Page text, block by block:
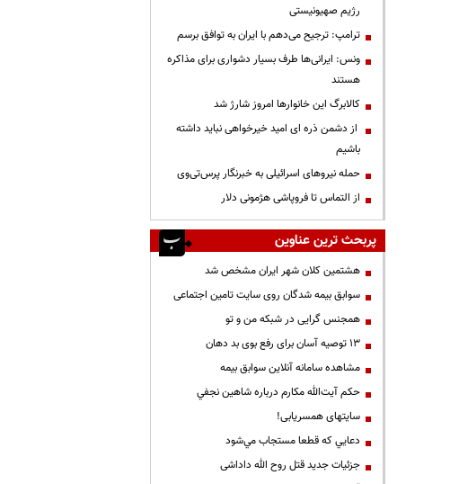
رژیم صهیونیستی
ترامپ: ترجیح می‌دهم با ایران به توافق برسم
ونس: ایرانی‌ها طرف بسیار دشواری برای مذاکره
هستند
کالابرگ این خانوارها امروز شارژ شد
از دشمن ذره ای امید خیرخواهی نباید داشته
باشیم
حمله نیروهای اسرائیلی به خبرنگار پرس‌تی‌وی
از التماس تا فروپاشی هژمونی دلار
پربحث ترین عناوین
هشتمین کلان شهر ایران مشخص شد
سوابق بیمه شدگان روی سایت تامین اجتماعی
همجنس گرایی در شبکه من و تو
13 توصیه آسان برای رفع بوی بد دهان
مشاهده سامانه آنلاين سوابق بیمه
حكم آيت‌الله مكارم درباره شاهين نجفي
سایتهای همسریابی!
دعايي كه قطعا مستجاب مي‌شود
جزئیات جدید قتل روح الله داداشی